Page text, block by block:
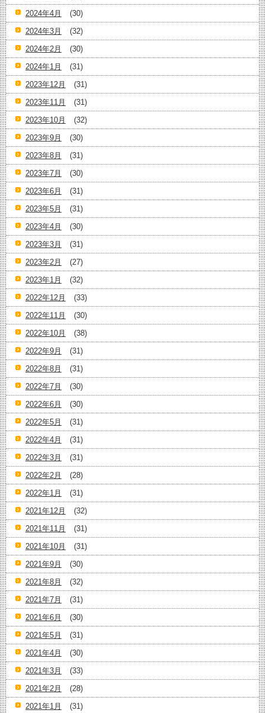
2024年4月
(30)
2024年3月
(32)
2024年2月
(30)
2024年1月
(31)
2023年12月
(31)
2023年11月
(31)
2023年10月
(32)
2023年9月
(30)
2023年8月
(31)
2023年7月
(30)
2023年6月
(31)
2023年5月
(31)
2023年4月
(30)
2023年3月
(31)
2023年2月
(27)
2023年1月
(32)
2022年12月
(33)
2022年11月
(30)
2022年10月
(38)
2022年9月
(31)
2022年8月
(31)
2022年7月
(30)
2022年6月
(30)
2022年5月
(31)
2022年4月
(31)
2022年3月
(31)
2022年2月
(28)
2022年1月
(31)
2021年12月
(32)
2021年11月
(31)
2021年10月
(31)
2021年9月
(30)
2021年8月
(32)
2021年7月
(31)
2021年6月
(30)
2021年5月
(31)
2021年4月
(30)
2021年3月
(33)
2021年2月
(28)
2021年1月
(31)